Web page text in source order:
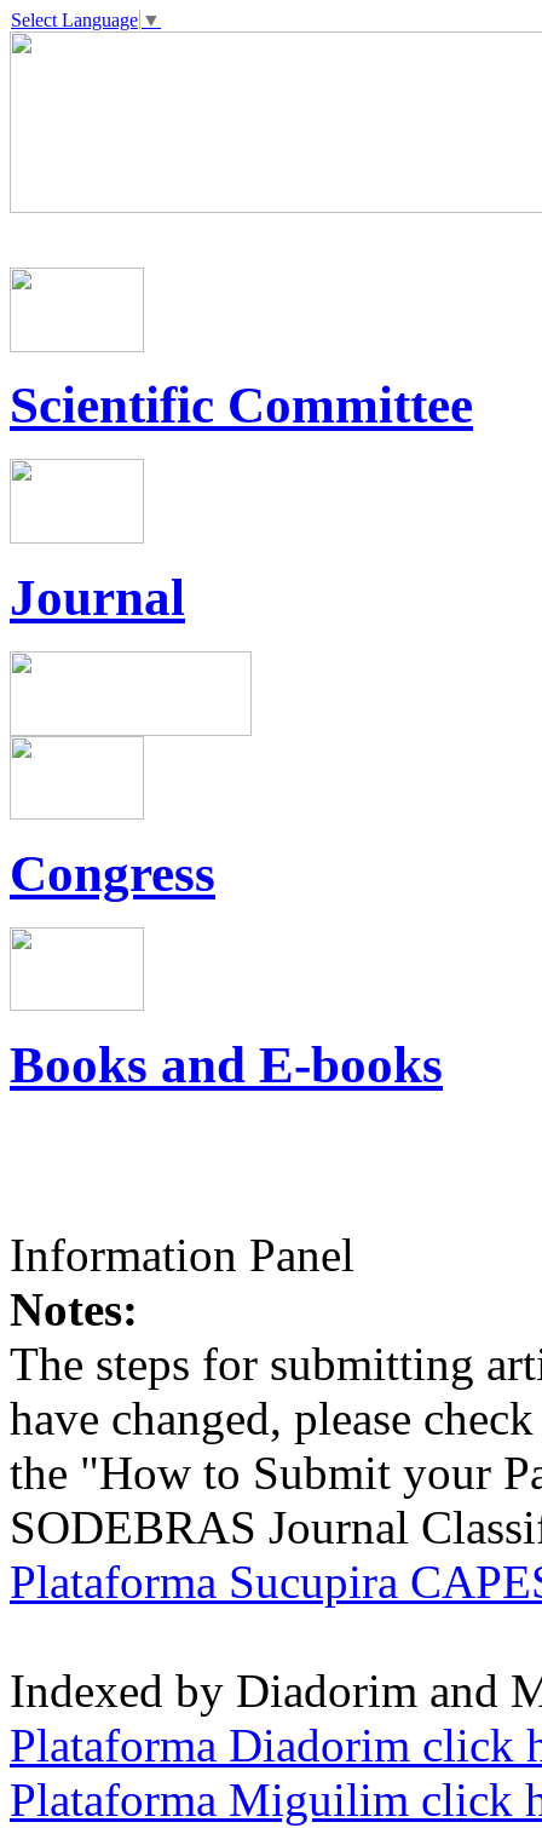
Select Language ▼
Scientific Committee
Journal
Congress
Books and E-books
Information Panel
Notes:
The steps for submitting
have changed, please
the "How to Submit your
SODEBRAS Journal
Plataforma Sucupira
Indexed by Diadorim and
Plataforma Diadorim click
Plataforma Miguilim click